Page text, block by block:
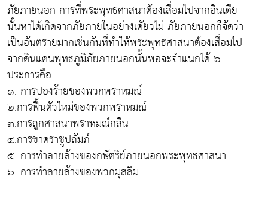
ภัยภายนอก การที่พระพุทธศาสนาต้องเสื่อมไปจากอินเดีย
นั้นหาได้เกิดจากภัยภายในอย่างเดัยวไม่ ภัยภายนอกก็จัดว่า
เป็นอันตรายมากเช่นกันที่ทำให้พระพุทธศาสนาต้องเสื่อมไป
จากดินแดนพุทธภูมิภัยภายนอกนั้นพอจะจำแนกได้ ๖
ประการคือ
๑. การปองร้ายของพวกพราหมณ์
๒.การฟื้นตัวใหม่ของพวกพราหมณ์
๓.การถูกศาสนาพราหมณ์กลืน
๔.การขาดราชูปถัมภ์
๕. การทำลายล้างของกษัตริย์ภายนอกพระพุทธศาสนา
๖. การทำลายล้างของพวกมุสลิม